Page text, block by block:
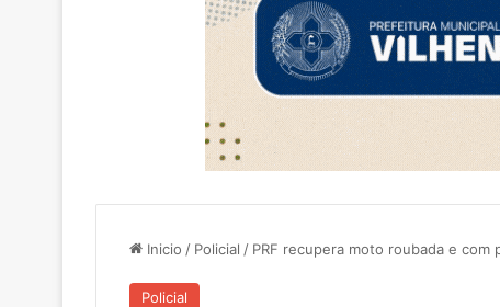
Inicio / Policial / PRF recupera moto roubada e com
Policial